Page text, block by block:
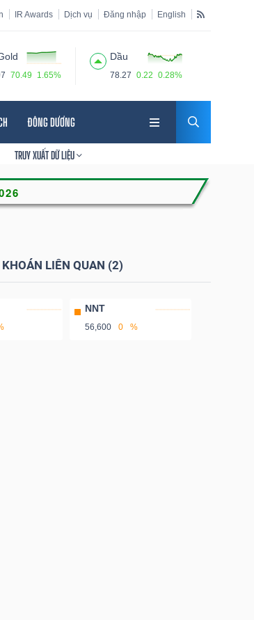
IR Awards Dịch vụ Đăng nhập English
70.49 1.65%
Dầu
78.27 0.22 0.28%
ĐÔNG DƯƠNG
TRUY XUẤT DỮ LIỆU
LIÊN QUAN (2)
NNT
56,600 0 %